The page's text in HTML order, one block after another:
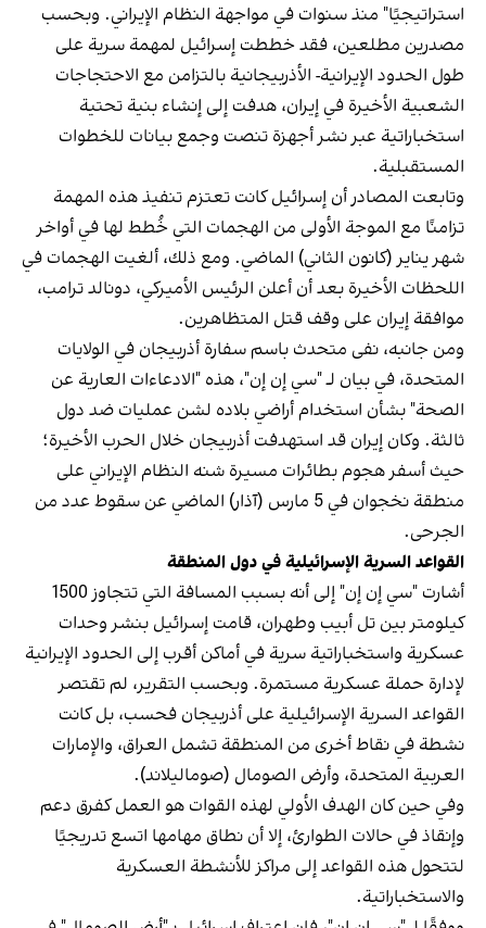
استراتيجيًا" منذ سنوات في مواجهة النظام الإيراني. وبحسب
مصدرين مطلعين، فقد خططت إسرائيل لمهمة سرية على
طول الحدود الإيرانية- الأذربيجانية بالتزامن مع الاحتجاجات
الشعبية الأخيرة في إيران، هدفت إلى إنشاء بنية تحتية
استخباراتية عبر نشر أجهزة تنصت وجمع بيانات للخطوات
المستقبلية.
وتابعت المصادر أن إسرائيل كانت تعتزم تنفيذ هذه المهمة
تزامنًا مع الموجة الأولى من الهجمات التي خُطط لها في أواخر
شهر يناير (كانون الثاني) الماضي. ومع ذلك، ألغيت الهجمات في
اللحظات الأخيرة بعد أن أعلن الرئيس الأميركي، دونالد ترامب،
موافقة إيران على وقف قتل المتظاهرين.
ومن جانبه، نفى متحدث باسم سفارة أذربيجان في الولايات
المتحدة، في بيان لـ "سي إن إن"، هذه "الادعاءات العارية عن
الصحة" بشأن استخدام أراضي بلاده لشن عمليات ضد دول
ثالثة. وكان إيران قد استهدفت أذربيجان خلال الحرب الأخيرة؛
حيث أسفر هجوم بطائرات مسيرة شنه النظام الإيراني على
منطقة نخجوان في 5 مارس (آذار) الماضي عن سقوط عدد من
الجرحى.
القواعد السرية الإسرائيلية في دول المنطقة
أشارت "سي إن إن" إلى أنه بسبب المسافة التي تتجاوز 1500
كيلومتر بين تل أبيب وطهران، قامت إسرائيل بنشر وحدات
عسكرية واستخباراتية سرية في أماكن أقرب إلى الحدود الإيرانية
لإدارة حملة عسكرية مستمرة. وبحسب التقرير، لم تقتصر
القواعد السرية الإسرائيلية على أذربيجان فحسب، بل كانت
نشطة في نقاط أخرى من المنطقة تشمل العراق، والإمارات
العربية المتحدة، وأرض الصومال (صوماليلاند).
وفي حين كان الهدف الأولي لهذه القوات هو العمل كفرق دعم
وإنقاذ في حالات الطوارئ، إلا أن نطاق مهامها اتسع تدريجيًا
لتتحول هذه القواعد إلى مراكز للأنشطة العسكرية
والاستخباراتية.